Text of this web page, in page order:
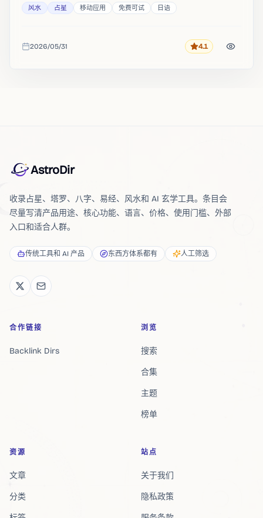
风水 占星 移动应用 免费可试 日语
收录时间
2026/05/31 评分4.1
AstroDir
收录占星、塔罗、八字、易经、风水和 AI 玄学工具。条目会
尽量写清产品用途、核心功能、语言、价格、使用门槛、外部
入口和适合人群。
传统工具和 AI 产品 东西方体系都有 人工筛选
合作链接
Backlink Dirs
浏览
搜索
合集
主题
榜单
资源
文章
分类
站点
关于我们
隐私政策